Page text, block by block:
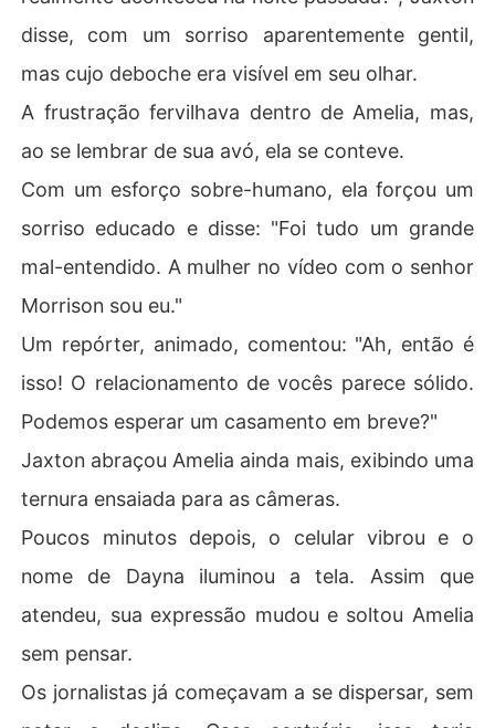
disse, com um sorriso aparentemente gentil,
mas cujo deboche era visível em seu olhar.
A frustração fervilhava dentro de Amelia, mas,
ao se lembrar de sua avó, ela se conteve.
Com um esforço sobre-humano, ela forçou um
sorriso educado e disse: "Foi tudo um grande
mal-entendido. A mulher no vídeo com o senhor
Morrison sou eu."
Um repórter, animado, comentou: "Ah, então é
isso! O relacionamento de vocês parece sólido.
Podemos esperar um casamento em breve?"
Jaxton abraçou Amelia ainda mais, exibindo uma
ternura ensaiada para as câmeras.
Poucos minutos depois, o celular vibrou e o
nome de Dayna iluminou a tela. Assim que
atendeu, sua expressão mudou e soltou Amelia
sem pensar.
Os jornalistas já começavam a se dispersar, sem